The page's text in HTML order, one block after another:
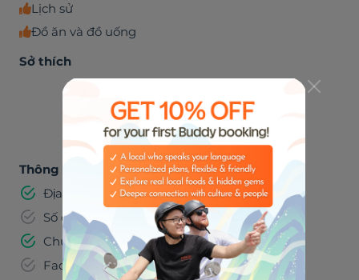
Lịch sử
Đồ ăn và đồ uống
Sở thích
🎸
ÂM NHẠC
🌮
ĂN UỐNG
Thông tin đã được xác minh
Địa chỉ email
Số điện thoại
Chứng minh thư
Facebook